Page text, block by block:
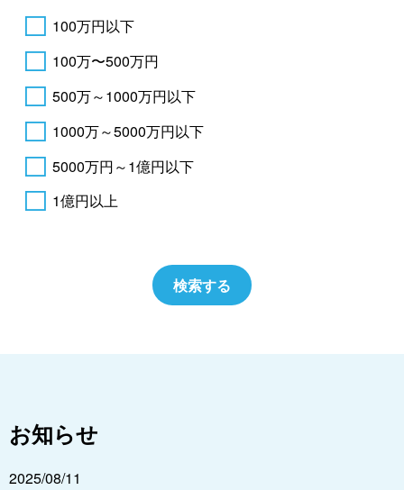
100万円以下
100万〜500万円
500万～1000万円以下
1000万～5000万円以下
5000万円～1億円以下
1億円以上
お知らせ
2025/08/11